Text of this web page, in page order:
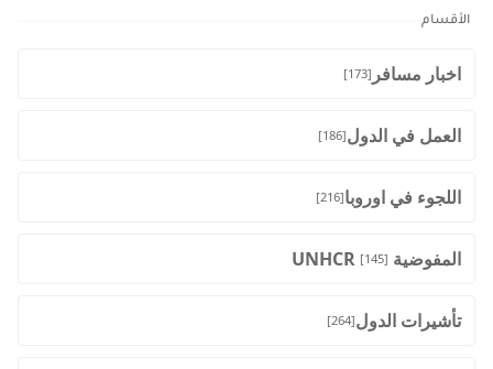
الأقسام
اخبار مسافر [173]
العمل في الدول[186]
اللجوء في اوروبا[216]
المفوضية UNHCR [145]
تأشيرات الدول[264]